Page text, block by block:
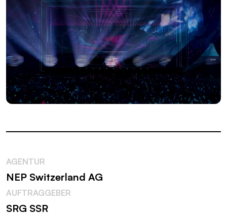
AGENTUR
NEP Switzerland AG
AUFTRAGGEBER
SRG SSR